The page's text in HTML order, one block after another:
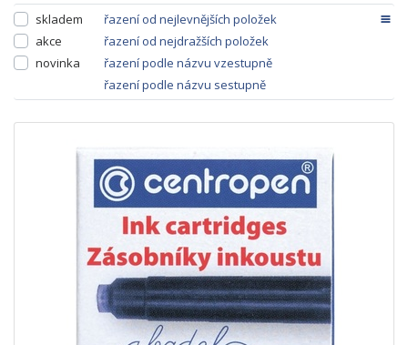
skladem
akce
novinka
řazení od nejlevnějších položek
řazení od nejdražších položek
řazení podle názvu vzestupně
řazení podle názvu sestupně